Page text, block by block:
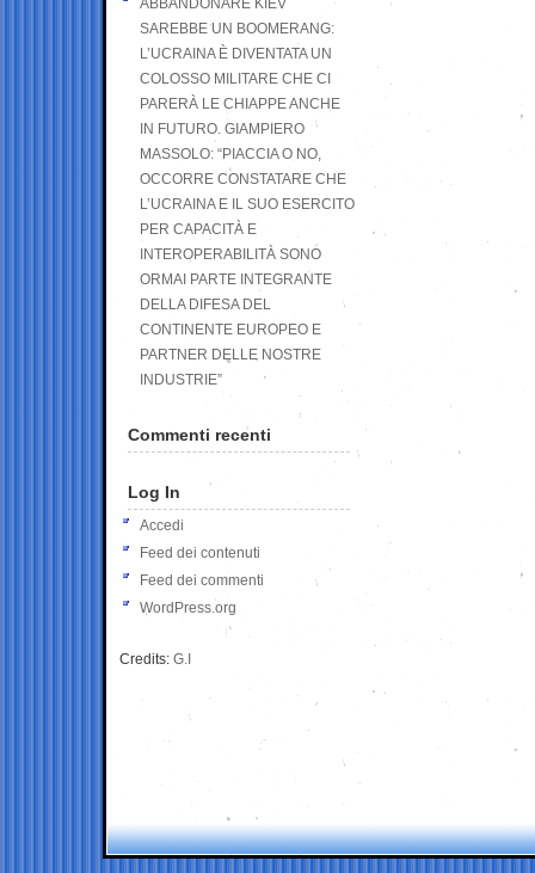
ABBANDONARE KIEV
SAREBBE UN BOOMERANG:
L’UCRAINA È DIVENTATA UN
COLOSSO MILITARE CHE CI
PARERÀ LE CHIAPPE ANCHE
IN FUTURO. GIAMPIERO
MASSOLO: “PIACCIA O NO,
OCCORRE CONSTATARE CHE
L’UCRAINA E IL SUO ESERCITO
PER CAPACITÀ E
INTEROPERABILITÀ SONO
ORMAI PARTE INTEGRANTE
DELLA DIFESA DEL
CONTINENTE EUROPEO E
PARTNER DELLE NOSTRE
INDUSTRIE”
Commenti recenti
Log In
Accedi
Feed dei contenuti
Feed dei commenti
WordPress.org
Credits: G.I